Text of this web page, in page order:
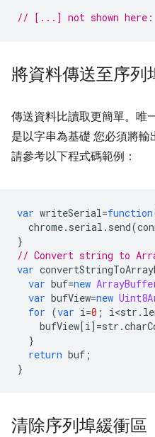
// [...] not shown
將資料傳送至序列
傳送資料比讀取更簡單。唯
是以字串為基礎 您必須將輸
請參考以下程式碼範例：
var writeSerial=function
chrome. serial . send(
}
// Convert string to
var
var buf=new
var bufView=new
for (var i=0 ; i<str .
bufView[i] =str .
}
return buf ;
}
清除序列埠緩衝區